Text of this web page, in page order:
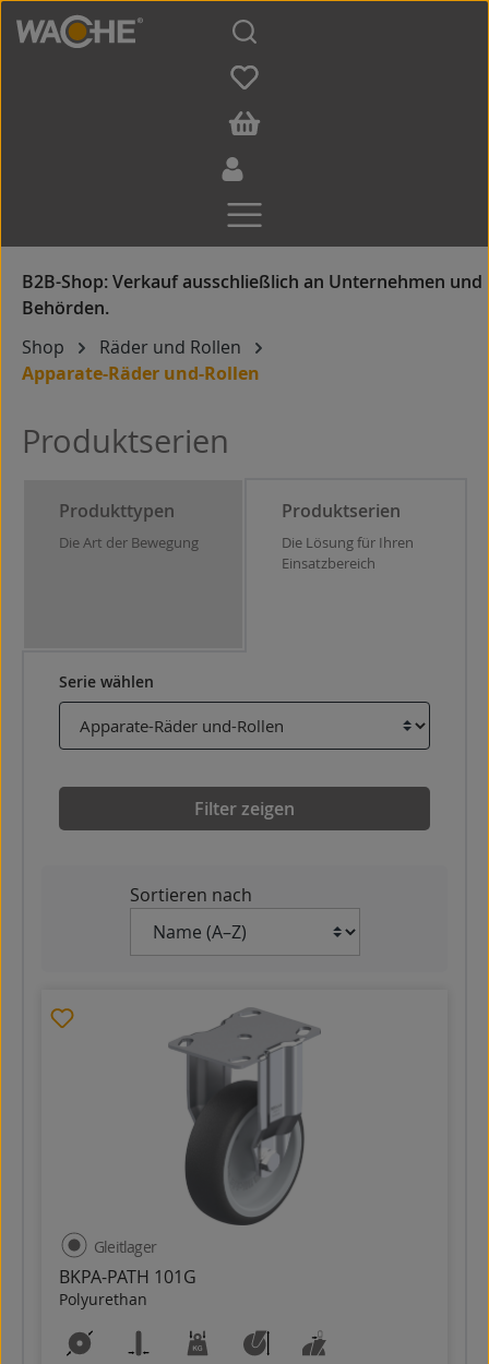
Zum Hauptinhalt springen
Shop
Räder und Rollen
Apparate-Räder und-Rollen
Produktserien
Produkttypen
Die Art der Bewegung
Produktserien
Die Lösung für Ihren
Einsatzbereich
Serie wählen
Filter zeigen
Sortieren nach
BKPA-PATH 101G
Polyurethan
Gleitlager